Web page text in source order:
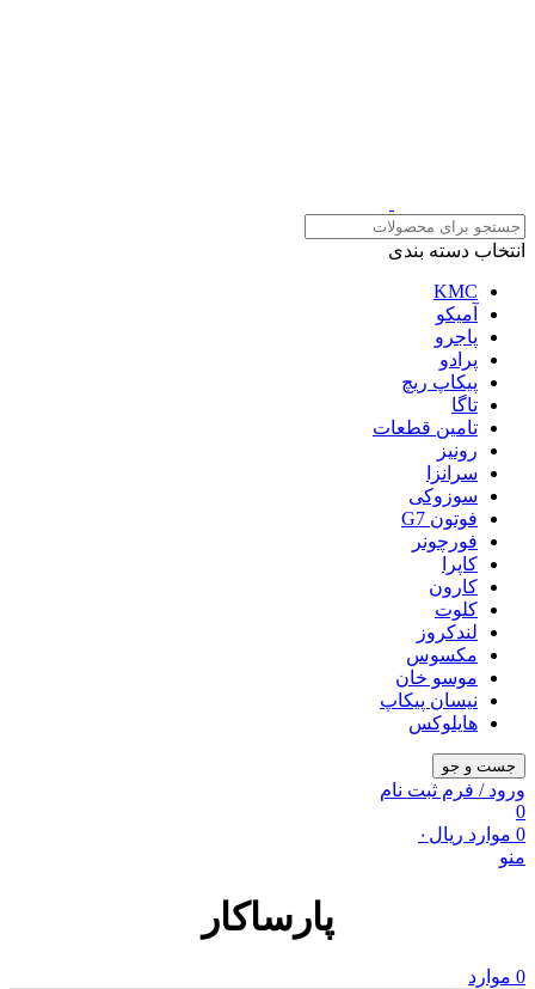
انتخاب دسته بندی
KMC
آمیکو
پاجرو
پرادو
پیکاپ ریچ
تاگا
تامین قطعات
رونیز
سرانزا
سوزوکی
فوتون G7
فورچونر
کاپرا
کارون
کلوت
لندکروز
مکسوس
موسو خان
نیسان پیکاپ
هایلوکس
جست و جو
ورود / فرم ثبت نام
0
0 موارد ریال ۰
منو
پارساکار
0 موارد